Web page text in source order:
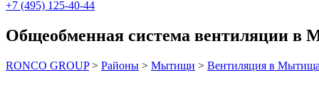
+7 (495) 125-40-44
Общеобменная система вентиляции в
RONCO GROUP> Районы > Мытищи > Вентиляция в